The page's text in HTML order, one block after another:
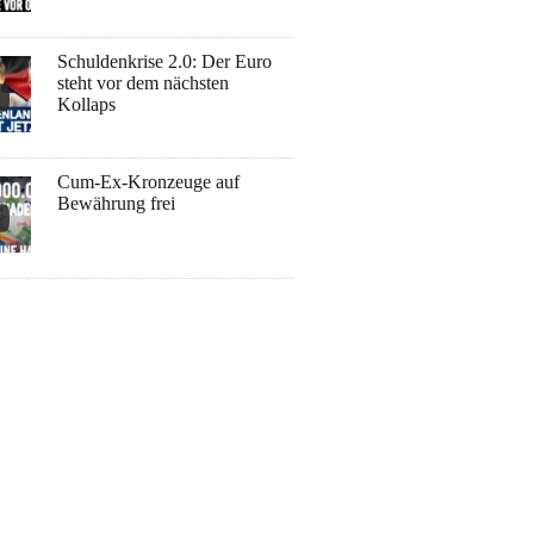
Schuldenkrise 2.0: Der Euro
steht vor dem nächsten
Kollaps
Cum-Ex-Kronzeuge auf
Bewährung frei